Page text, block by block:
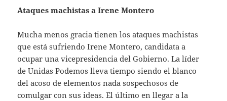
Ataques machistas a Irene Montero
Mucha menos gracia tienen los ataques machistas
que está sufriendo Irene Montero, candidata a
ocupar una vicepresidencia del Gobierno. La líder
de Unidas Podemos lleva tiempo siendo el blanco
del acoso de elementos nada sospechosos de
comulgar con sus ideas. El último en llegar a la